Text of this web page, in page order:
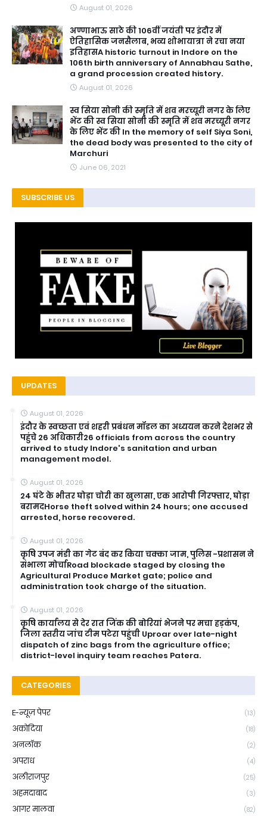
August 01, 2026
अण्णाभाऊ साठे की 106वीं जयंती पर इंदौर में
ऐतिहासिक जनसैलाब, भव्य शोभायात्रा ने रचा नया
इतिहासA historic turnout in Indore on the
106th birth anniversary of Annabhau Sathe,
a grand procession created history.
August 01, 2026
स्व सिया सोनी की स्मृति में शव मरच्यूरी नगर के लिए
भेंट की स्व सिया सोनी की स्मृति में शव मरच्यूरी नगर
के लिए भेंट की In the memory of self Siya Soni,
the dead body was presented to the city of
Marchuri
June 06, 2021
SUBSCRIBE US
UPDATES
August 01, 2026
इंदौर के स्वच्छता एवं शहरी प्रबंधन मॉडल का अध्ययन करने देशभर से
पहुंचे 26 अधिकारी26 officials from across the country
arrived to study Indore's sanitation and urban
management model.
August 01, 2026
24 घंटे के भीतर घोड़ा चोरी का खुलासा, एक आरोपी गिरफ्तार, घोड़ा
बरामदHorse theft solved within 24 hours; one accused
arrested, horse recovered.
August 01, 2026
कृषि उपज मंडी का गेट बंद कर किया चक्का जाम, पुलिस -प्रशासन ने
संभाला मोर्चाRoad blockade staged by closing the
Agricultural Produce Market gate; police and
administration took charge of the situation.
August 01, 2026
कृषि कार्यालय से देर रात जिंक की बोरियां भेजने पर मचा हड़कंप,
जिला स्तरीय जांच टीम पटेरा पहुंची Uproar over late-night
dispatch of zinc bags from the agriculture office;
district-level inquiry team reaches Patera.
CATEGORIES
E-न्यूज़ पेपर (13)
अकोदिया (18)
अनलॉक (2)
अपराध (4)
अलीराजपुर (25)
अहमदाबाद (3)
आगर मालवा (82)